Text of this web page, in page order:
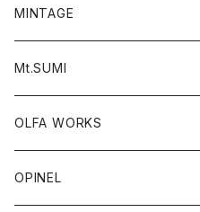
MINTAGE
Mt.SUMI
OLFA WORKS
OPINEL